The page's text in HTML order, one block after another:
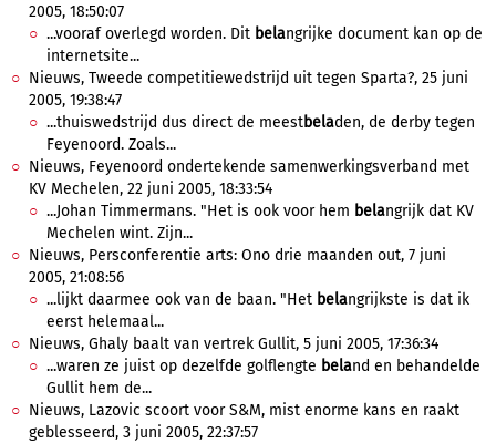
2005, 18:50:07
...vooraf overlegd worden. Dit belangrijke document kan op de
internetsite...
Nieuws, Tweede competitiewedstrijd uit tegen Sparta?, 25 juni
2005, 19:38:47
...thuiswedstrijd dus direct de meestbeladen, de derby tegen
Feyenoord. Zoals...
Nieuws, Feyenoord ondertekende samenwerkingsverband met
KV Mechelen, 22 juni 2005, 18:33:54
...Johan Timmermans. "Het is ook voor hem belangrijk dat KV
Mechelen wint. Zijn...
Nieuws, Persconferentie arts: Ono drie maanden out, 7 juni
2005, 21:08:56
...lijkt daarmee ook van de baan. "Het belangrijkste is dat ik
eerst helemaal...
Nieuws, Ghaly baalt van vertrek Gullit, 5 juni 2005, 17:36:34
...waren ze juist op dezelfde golflengte beland en behandelde
Gullit hem de...
Nieuws, Lazovic scoort voor S&M, mist enorme kans en raakt
geblesseerd, 3 juni 2005, 22:37:57